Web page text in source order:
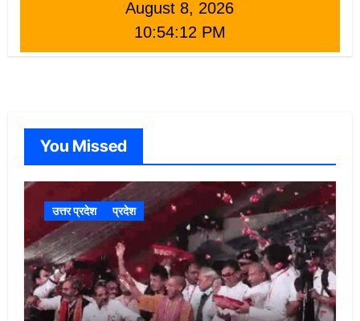
August 8, 2026
10:54:13 PM
You Missed
उत्तर प्रदेश प्रदेश